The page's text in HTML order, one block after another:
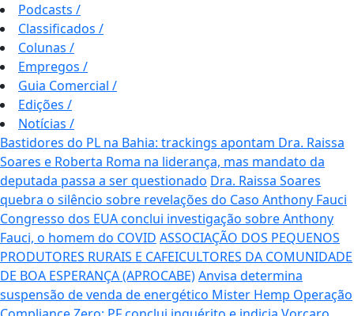
Podcasts /
Classificados /
Colunas /
Empregos /
Guia Comercial /
Edições /
Notícias /
Bastidores do PL na Bahia: trackings apontam Dra. Raissa
Soares e Roberta Roma na liderança, mas mandato da
deputada passa a ser questionado Dra. Raissa Soares
quebra o silêncio sobre revelações do Caso Anthony Fauci
Congresso dos EUA conclui investigação sobre Anthony
Fauci, o homem do COVID ASSOCIAÇÃO DOS PEQUENOS
PRODUTORES RURAIS E CAFEICULTORES DA COMUNIDADE
DE BOA ESPERANÇA (APROCABE)Anvisa determina
suspensão de venda de energético Mister Hemp Operação